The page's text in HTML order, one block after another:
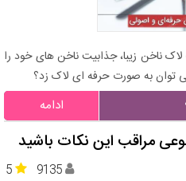
لاک ناخن زیبا، جذابیت ناخن های خود را
توان به صورت حرفه ای لاک زد؟
ادامه
مراقب این نکات باشید
5 9135